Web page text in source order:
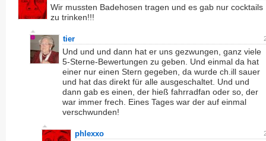
Wir mussten Badehosen tragen und es gab nur cocktails
zu trinken!!!
tier
Und und und dann hat er uns gezwungen, ganz viele
5-Sterne-Bewertungen zu geben. Und einmal da hat
einer nur einen Stern gegeben, da wurde ch.ill sauer
und hat das direkt für alle ausgeschaltet. Und und
dann gab es einen, der hieß fahrradfan oder so, der
war immer frech. Eines Tages war der auf einmal
verschwunden!
phlexxo